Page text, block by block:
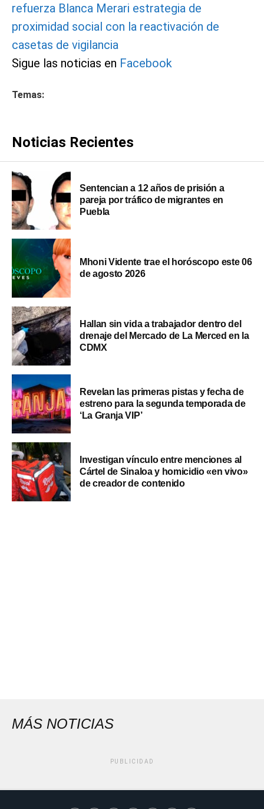
refuerza Blanca Merari estrategia de
proximidad social con la reactivación de
casetas de vigilancia
Sigue las noticias en Facebook
Temas:
Noticias Recientes
Sentencian a 12 años de prisión a
pareja por tráfico de migrantes en
Puebla
Mhoni Vidente trae el horóscopo este 06
de agosto 2026
Hallan sin vida a trabajador dentro del
drenaje del Mercado de La Merced en la
CDMX
Revelan las primeras pistas y fecha de
estreno para la segunda temporada de
‘La Granja VIP’
Investigan vínculo entre menciones al
Cártel de Sinaloa y homicidio «en vivo»
de creador de contenido
MÁS NOTICIAS
PUBLICIDAD